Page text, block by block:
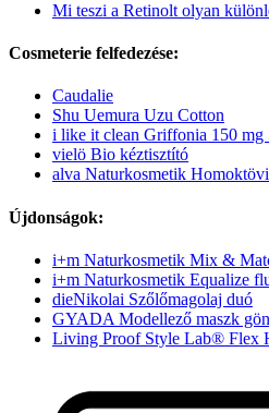
Mi teszi a Retinolt olyan
Cosmeterie felfedezése:
Caudalie
Shu Uemura Uzu Cotton
i like it clean Griffonia 150 mg
vielö Bio kéztisztító
alva Naturkosmetik
Újdonságok:
i+m Naturkosmetik Mix &
i+m Naturkosmetik Equalize
dieNikolai Szőlőmagolaj duó
GYADA Modellező maszk
Living Proof Style Lab® Flex